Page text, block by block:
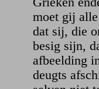
moet gij
dat sij, die
besig sijn,
afbeelding
deugts